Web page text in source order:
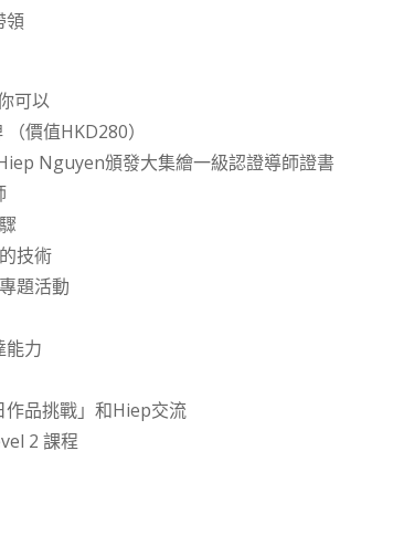
領
可以
價值HKD280）
Nguyen頒發大集繪一級認證導師證書
技術
題活動
能力
作品挑戰」和Hiep交流
2 課程